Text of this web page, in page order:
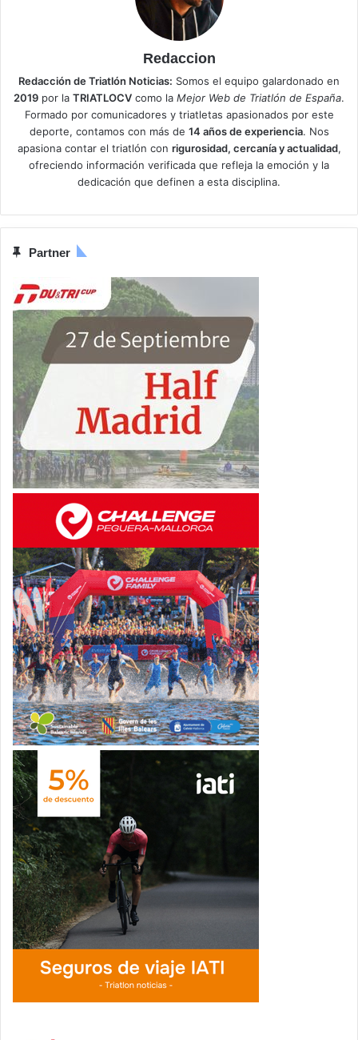
Redaccion
Redacción de Triatlón Noticias: Somos el equipo galardonado en
2019 por la TRIATLOCV como la Mejor Web de Triatlón de España.
Formado por comunicadores y triatletas apasionados por este
deporte, contamos con más de 14 años de experiencia. Nos
apasiona contar el triatlón con rigurosidad, cercanía y actualidad,
ofreciendo información verificada que refleja la emoción y la
dedicación que definen a esta disciplina.
Partner